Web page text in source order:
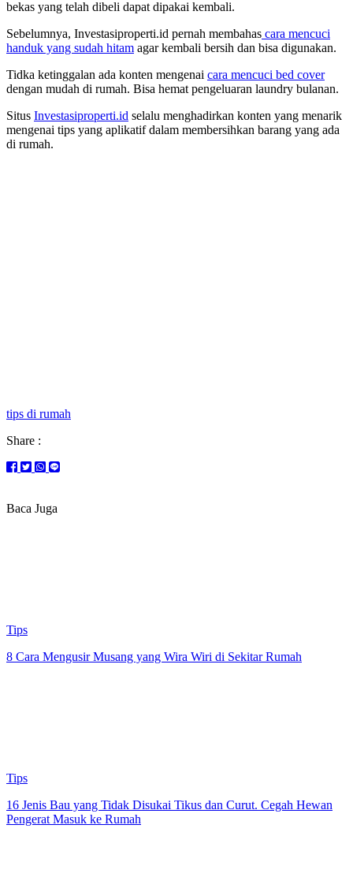
bekas yang telah dibeli dapat dipakai kembali.
Sebelumnya, Investasiproperti.id pernah membahas cara mencuci
handuk yang sudah hitam agar kembali bersih dan bisa digunakan.
Tidka ketinggalan ada konten mengenai cara mencuci bed cover
dengan mudah di rumah. Bisa hemat pengeluaran laundry bulanan.
Situs Investasiproperti.id selalu menghadirkan konten yang menarik
mengenai tips yang aplikatif dalam membersihkan barang yang ada
di rumah.
tips di rumah
Share :
Baca Juga
Tips
8 Cara Mengusir Musang yang Wira Wiri di Sekitar Rumah
Tips
16 Jenis Bau yang Tidak Disukai Tikus dan Curut. Cegah Hewan
Pengerat Masuk ke Rumah